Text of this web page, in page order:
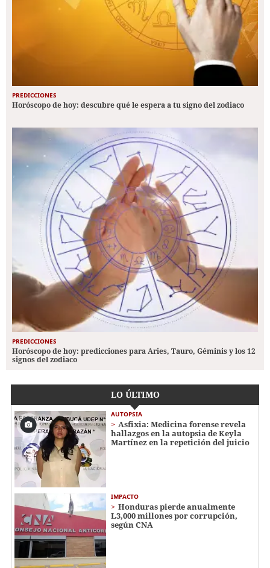
PREDICCIONES
Horóscopo de hoy: descubre qué le espera a tu signo del zodiaco
PREDICCIONES
Horóscopo de hoy: predicciones para Aries, Tauro, Géminis y los 12
signos del zodiaco
LO ÚLTIMO
AUTOPSIA
Asfixia: Medicina forense revela
hallazgos en la autopsia de Keyla
Martínez en la repetición del juicio
IMPACTO
Honduras pierde anualmente
L3,000 millones por corrupción,
según CNA